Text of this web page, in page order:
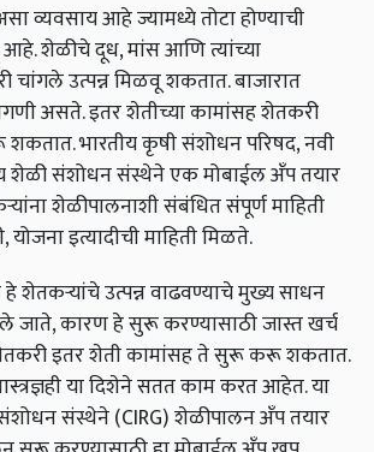
व्यवसाय आहे ज्यामध्ये तोटा होण्याची
शेळीचे दूध, मांस आणि त्यांच्या
चांगले उत्पन्न मिळवू शकतात. बाजारात
असते. इतर शेतीच्या कामांसह शेतकरी
भारतीय कृषी संशोधन परिषद, नवी
शेळी संशोधन संस्थेने एक मोबाईल अँप तयार
शेळीपालनाशी संबंधित संपूर्ण माहिती
इत्यादीची माहिती मिळते.
शेतकऱ्यांचे उत्पन्न वाढवण्याचे मुख्य साधन
जाते, कारण हे सुरू करण्यासाठी जास्त खर्च
इतर शेती कामांसह ते सुरू करू शकतात.
या दिशेने सतत काम करत आहेत. या
संस्थेने (CIRG) शेळीपालन अँप तयार